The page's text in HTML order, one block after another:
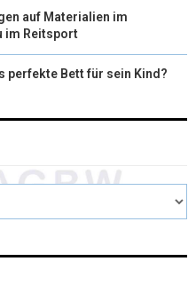
auf Materialien im
im Reitsport
perfekte Bett für sein Kind?